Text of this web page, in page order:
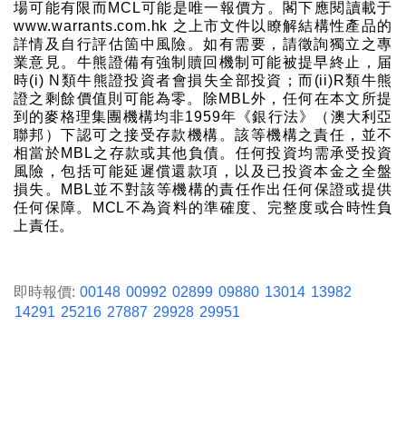
場可能有限而MCL可能是唯一報價方。閣下應閱讀載于
www.warrants.com.hk 之上市文件以瞭解結構性產品的
詳情及自行評估箇中風險。如有需要，請徵詢獨立之專
業意見。牛熊證備有強制贖回機制可能被提早終止，届
時(i) N類牛熊證投資者會損失全部投資；而(ii)R類牛熊
證之剩餘價值則可能為零。除MBL外，任何在本文所提
到的麥格理集團機構均非1959年《銀行法》（澳大利亞
聯邦）下認可之接受存款機構。該等機構之責任，並不
相當於MBL之存款或其他負債。任何投資均需承受投資
風險，包括可能延遲償還款項，以及已投資本金之全盤
損失。MBL並不對該等機構的責任作出任何保證或提供
任何保障。MCL不為資料的準確度、完整度或合時性負
上責任。
即時報價: 00148 00992 02899 09880 13014 13982
14291 25216 27887 29928 29951